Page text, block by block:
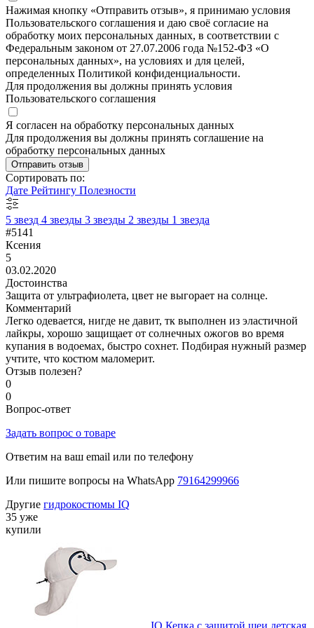
Нажимая кнопку «Отправить отзыв», я принимаю условия
Пользовательского соглашения и даю своё согласие на
обработку моих персональных данных, в соответствии с
Федеральным законом от 27.07.2006 года №152-ФЗ «О
персональных данных», на условиях и для целей,
определенных Политикой конфиденциальности.
Для продолжения вы должны принять условия
Пользовательского соглашения
Я согласен на обработку персональных данных
Для продолжения вы должны принять соглашение на
обработку персональных данных
Отправить отзыв
Сортировать по:
Дате Рейтингу Полезности
5 звезд 4 звезды 3 звезды 2 звезды 1 звезда
#5141
Ксения
5
03.02.2020
Достоинства
Защита от ультрафиолета, цвет не выгорает на солнце.
Комментарий
Легко одевается, нигде не давит, тк выполнен из эластичной
лайкры, хорошо защищает от солнечных ожогов во время
купания в водоемах, быстро сохнет. Подбирая нужный размер
учтите, что костюм маломерит.
Отзыв полезен?
0
0
Вопрос-ответ
Задать вопрос о товаре
Ответим на ваш email или по телефону
Или пишите вопросы на WhatsApp 79164299966
Другие гидрокостюмы IQ
35 уже
купили
IQ Кепка с защитой шеи детская